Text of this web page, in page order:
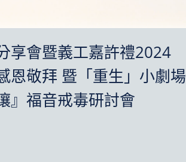
享會暨義工嘉許禮2024
恩敬拜 暨「重生」小劇場
』福音戒毒研討會